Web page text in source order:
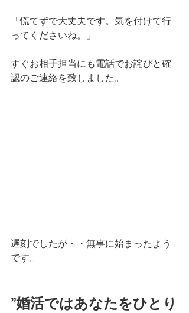
「慌てずで大丈夫です。気を付けて行
ってくださいね。」
すぐお相手担当にも電話でお詫びと確
認のご連絡を致しました。
遅刻でしたが・・無事に始まったよう
です。
”婚活ではあなたをひとり